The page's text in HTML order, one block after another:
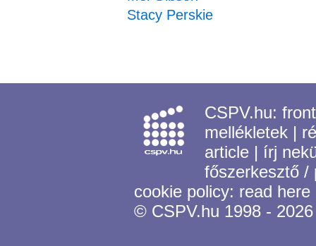
Stacy Perskie
CSPV.hu:
mellékletek |
article | írj
főszerkesztő
cookie policy: read here
© CSPV.hu 1998 - 2026